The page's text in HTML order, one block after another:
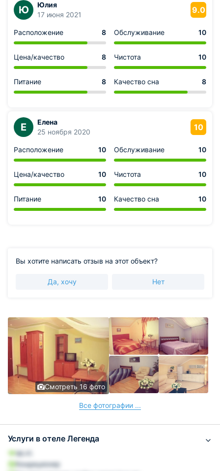
Ю
Юлия
17 июня 2021
9.0
Расположение 8 Обслуживание 10
Цена/качество 8 Чистота 10
Питание 8 Качество сна 8
Е
Елена
25 ноября 2020
10
Расположение 10 Обслуживание 10
Цена/качество 10 Чистота 10
Питание 10 Качество сна 10
Вы хотите написать отзыв на этот объект?
Да, хочу Нет
Смотреть 16 фото
Все фотографии ...
Услуги в отеле Легенда
Wi-Fi
Кондиционер